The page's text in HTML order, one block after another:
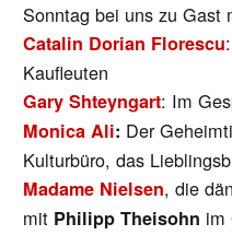
Sonntag bei uns zu Gast
Catalin Dorian Florescu
Kaufleuten
Gary Shteyngart: Im
Monica Ali: Der
Kulturbüro, das
Madame Nielsen, die
mit Philipp Theisohn im